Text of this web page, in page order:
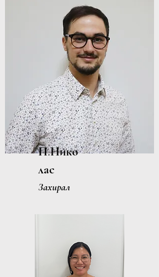
П.Нико
лас
Захирал